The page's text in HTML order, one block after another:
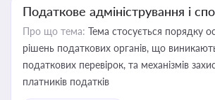
Податкове адміністрування і
Про що тема: Тема стосується порядку
рішень податкових органів, що
податкових перевірок, та механізмів
платників податків